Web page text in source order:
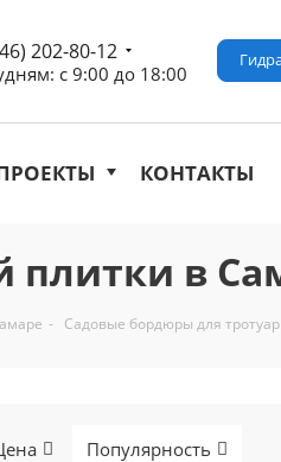
202-80-12
с 9:00 до 18:00
КОНТАКТЫ
плитки в
- Садовые бордюры для
Популярность